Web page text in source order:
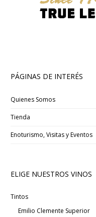
PÁGINAS DE INTERÉS
Quienes Somos
Tienda
Enoturismo, Visitas y Eventos
ELIGE NUESTROS VINOS
Tintos
Emilio Clemente Superior